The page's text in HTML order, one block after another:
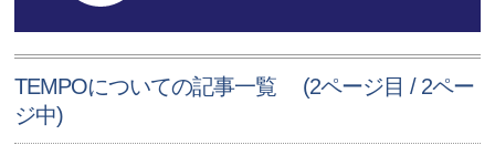
TEMPOについての記事一覧 (2ページ目 / 2ペー
ジ中)